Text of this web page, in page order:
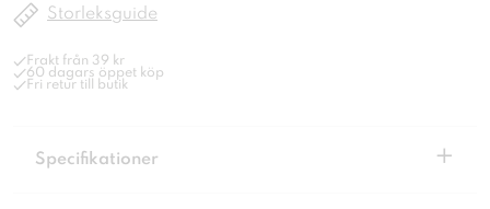
Storleksguide
Frakt från 39 kr
60 dagars öppet köp
Fri retur till butik
Specifikationer +